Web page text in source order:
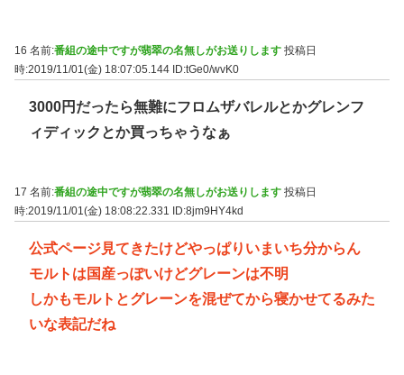
16 名前:番組の途中ですが翡翠の名無しがお送りします 投稿日
時:2019/11/01(金) 18:07:05.144 ID:tGe0/wvK0
3000円だったら無難にフロムザバレルとかグレンフ
ィディックとか買っちゃうなぁ
17 名前:番組の途中ですが翡翠の名無しがお送りします 投稿日
時:2019/11/01(金) 18:08:22.331
ID:8jm9HY4kd
公式ページ見てきたけどやっぱりいまいち分からん
モルトは国産っぽいけどグレーンは不明
しかもモルトとグレーンを混ぜてから寝かせてるみた
いな表記だね